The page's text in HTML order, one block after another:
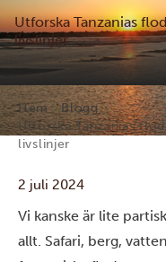
Utforska Tanzanias
livslinjer
Hem
Blogg
Utforska Tanzanias
livslinjer
2 juli 2024
Vi kanske är lite
allt. Safari, berg,